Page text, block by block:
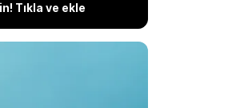
Tıkla ve ekle